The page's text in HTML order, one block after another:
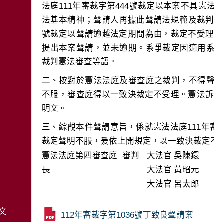
法庭111年審裁字第444號裁定以本案不具憲
法基本精神；聲請人再據此聲請法規範及裁
號裁定以聲請逾越法定期間為由，裁定不受
提出本案聲請，並未逾期。系爭裁定因適用
二、按對於憲法法庭及審查庭之裁判，不得
不服，審查庭得以一致決裁定不受理。憲法
三、綜觀本件聲請意旨，係就憲法法庭111
裁定聲明不服，爰依上開規定，以一致決裁定
憲法法庭第四審查庭 審判
長
大法官 吳陳鐶
大法官 黃昭元
大法官 呂太郎
112年審裁字第1036號丁致良聲請案